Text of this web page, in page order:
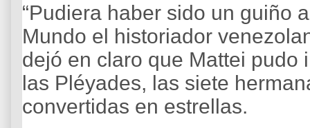
“Pudiera haber sido un guiño
Mundo el historiador
dejó en claro que Mattei pudo
las Pléyades, las siete
convertidas en estrellas.